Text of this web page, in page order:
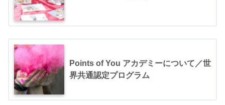
Points of You アカデミーについて／世
界共通認定プログラム